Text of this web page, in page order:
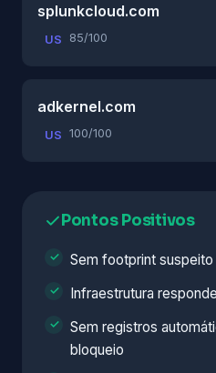
splunkcloud.com
US 85/100
adkernel.com
US 100/100
Pontos Positivos
Sem footprint
Infraestrutura
Sem registros
bloqueio